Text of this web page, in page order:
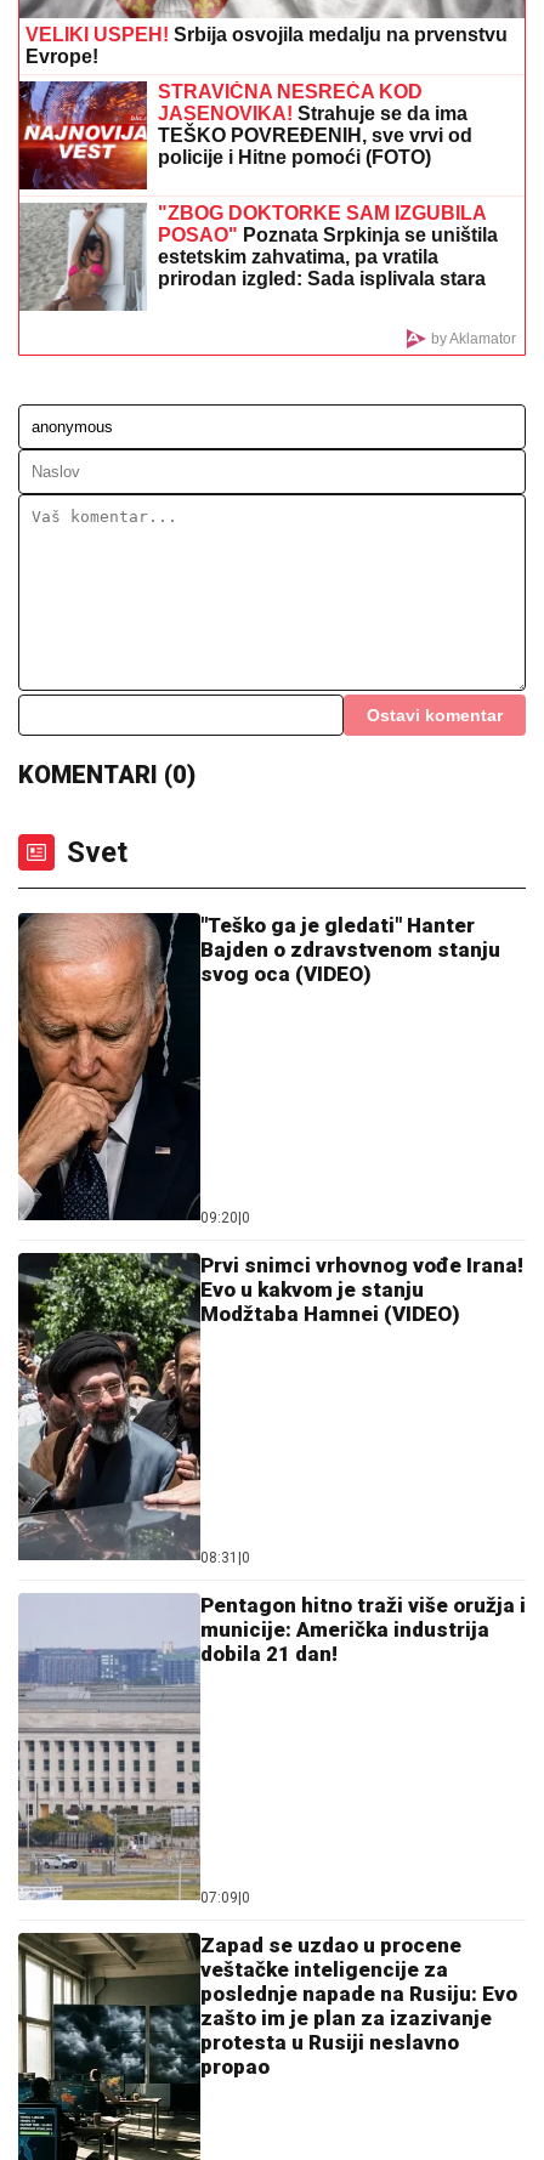
TENISKI ŠOK U TORONTU!Arina Sabalenka tone i ne
staje...
Inter uz Mesija
kao nikada pre, evo šta su uradili
(VIDEO/FOTO)
Hitne pomoći (FOTO, VIDEO)
današnjih predloga za goleade u prvom poluvremenu
TEA TAIROVIĆ SE OGLASILA NAKON
Podelila klip, svi gledaju u ONO ŠTO
NOSI: Snima se u ogledalu, dlaka sa
glave joj ne fali
CECA STIGLA U CRNU GORU! U
izdanju došla na aerodrom, sačekao je
crni kombi: "U papučama sam, skršiću
se" (VIDEO)
VELIKI USPEH!Srbija osvojila medalju na prvenstvu
Evrope!
STRAVIČNA NESREĆA KOD
JASENOVIKA!
TEŠKO POVREĐENIH, sve vrvi od
policije i Hitne pomoći (FOTO)
"ZBOG DOKTORKE SAM IZGUBILA
estetskim zahvatima, pa vratila
prirodan izgled: Sada isplivala stara
fotka
Ostavi komentar
KOMENTARI (0)